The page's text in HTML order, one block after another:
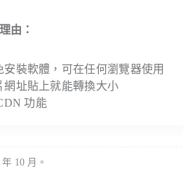
由：
安裝軟體，可在任何瀏覽器使用
網址貼上就能轉換大小
功能
10 月。